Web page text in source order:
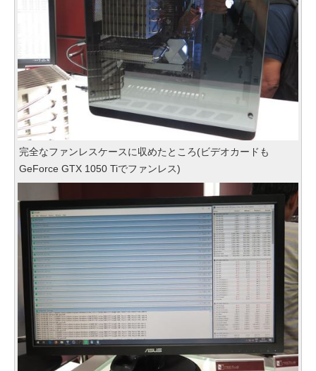
完全なファンレスケースに収めたところ(ビデオカードも
GeForce GTX 1050 Tiでファンレス)